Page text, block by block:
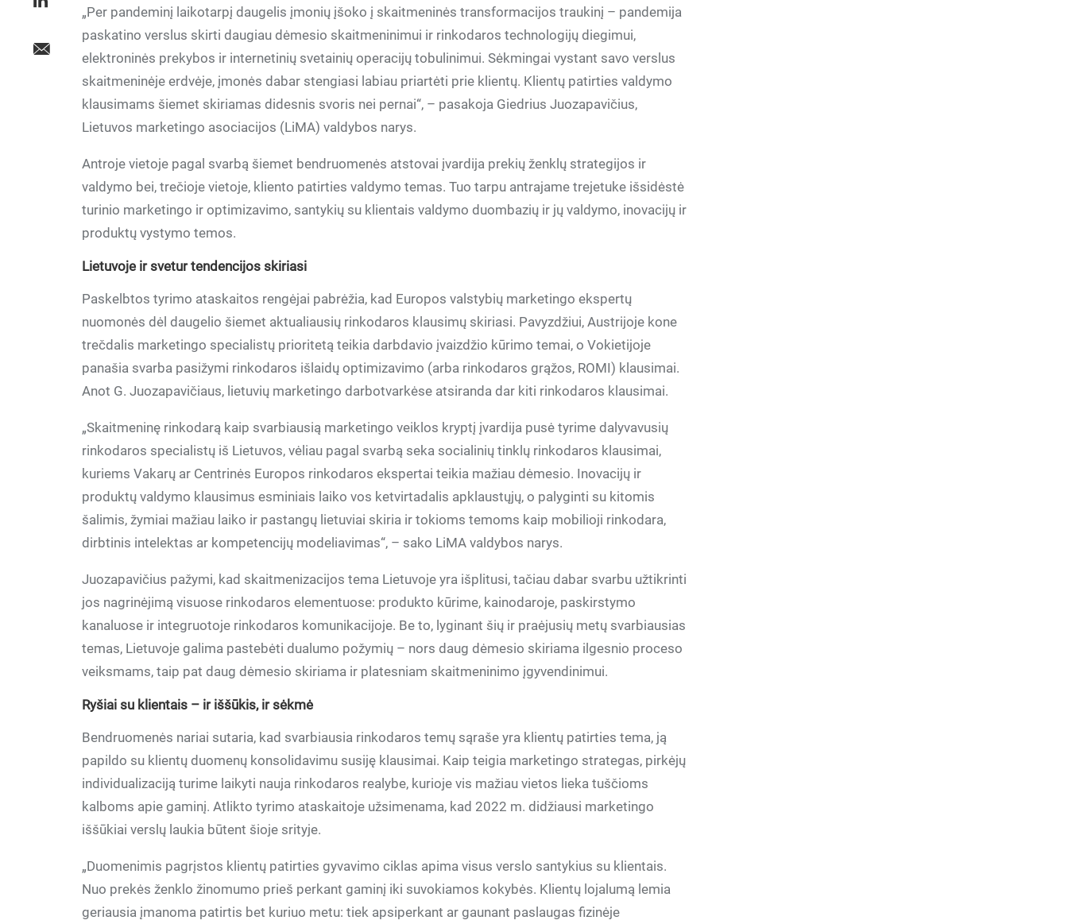
„Per pandeminį laikotarpį daugelis įmonių įšoko į skaitmeninės transformacijos traukinį – pandemija
paskatino verslus skirti daugiau dėmesio skaitmeninimui ir rinkodaros technologijų diegimui,
elektroninės prekybos ir internetinių svetainių operacijų tobulinimui. Sėkmingai vystant savo verslus
skaitmeninėje erdvėje, įmonės dabar stengiasi labiau priartėti prie klientų. Klientų patirties valdymo
klausimams šiemet skiriamas didesnis svoris nei pernai“, – pasakoja Giedrius Juozapavičius,
Lietuvos marketingo asociacijos (LiMA) valdybos narys.
Antroje vietoje pagal svarbą šiemet bendruomenės atstovai įvardija prekių ženklų strategijos ir
valdymo bei, trečioje vietoje, kliento patirties valdymo temas. Tuo tarpu antrajame trejetuke išsidėstė
turinio marketingo ir optimizavimo, santykių su klientais valdymo duombazių ir jų valdymo, inovacijų ir
produktų vystymo temos.
Lietuvoje ir svetur tendencijos skiriasi
Paskelbtos tyrimo ataskaitos rengėjai pabrėžia, kad Europos valstybių marketingo ekspertų
nuomonės dėl daugelio šiemet aktualiausių rinkodaros klausimų skiriasi. Pavyzdžiui, Austrijoje kone
trečdalis marketingo specialistų prioritetą teikia darbdavio įvaizdžio kūrimo temai, o Vokietijoje
panašia svarba pasižymi rinkodaros išlaidų optimizavimo (arba rinkodaros grąžos, ROMI) klausimai.
Anot G. Juozapavičiaus, lietuvių marketingo darbotvarkėse atsiranda dar kiti rinkodaros klausimai.
„Skaitmeninę rinkodarą kaip svarbiausią marketingo veiklos kryptį įvardija pusė tyrime dalyvavusių
rinkodaros specialistų iš Lietuvos, vėliau pagal svarbą seka socialinių tinklų rinkodaros klausimai,
kuriems Vakarų ar Centrinės Europos rinkodaros ekspertai teikia mažiau dėmesio. Inovacijų ir
produktų valdymo klausimus esminiais laiko vos ketvirtadalis apklaustųjų, o palyginti su kitomis
šalimis, žymiai mažiau laiko ir pastangų lietuviai skiria ir tokioms temoms kaip mobilioji rinkodara,
dirbtinis intelektas ar kompetencijų modeliavimas“, – sako LiMA valdybos narys.
Juozapavičius pažymi, kad skaitmenizacijos tema Lietuvoje yra išplitusi, tačiau dabar svarbu užtikrinti
jos nagrinėjimą visuose rinkodaros elementuose: produkto kūrime, kainodaroje, paskirstymo
kanaluose ir integruotoje rinkodaros komunikacijoje. Be to, lyginant šių ir praėjusių metų svarbiausias
temas, Lietuvoje galima pastebėti dualumo požymių – nors daug dėmesio skiriama ilgesnio proceso
veiksmams, taip pat daug dėmesio skiriama ir platesniam skaitmeninimo įgyvendinimui.
Ryšiai su klientais – ir iššūkis, ir sėkmė
Bendruomenės nariai sutaria, kad svarbiausia rinkodaros temų sąraše yra klientų patirties tema, ją
papildo su klientų duomenų konsolidavimu susiję klausimai. Kaip teigia marketingo strategas, pirkėjų
individualizaciją turime laikyti nauja rinkodaros realybe, kurioje vis mažiau vietos lieka tuščioms
kalboms apie gaminį. Atlikto tyrimo ataskaitoje užsimenama, kad 2022 m. didžiausi marketingo
iššūkiai verslų laukia būtent šioje srityje.
„Duomenimis pagrįstos klientų patirties gyvavimo ciklas apima visus verslo santykius su klientais.
Nuo prekės ženklo žinomumo prieš perkant gaminį iki suvokiamos kokybės. Klientų lojalumą lemia
geriausia įmanoma patirtis bet kuriuo metu: tiek apsiperkant ar gaunant paslaugas fizinėje